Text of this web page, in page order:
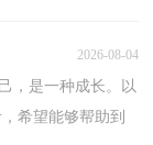
2026-08-04
，是一种成长。以
希望能够帮助到